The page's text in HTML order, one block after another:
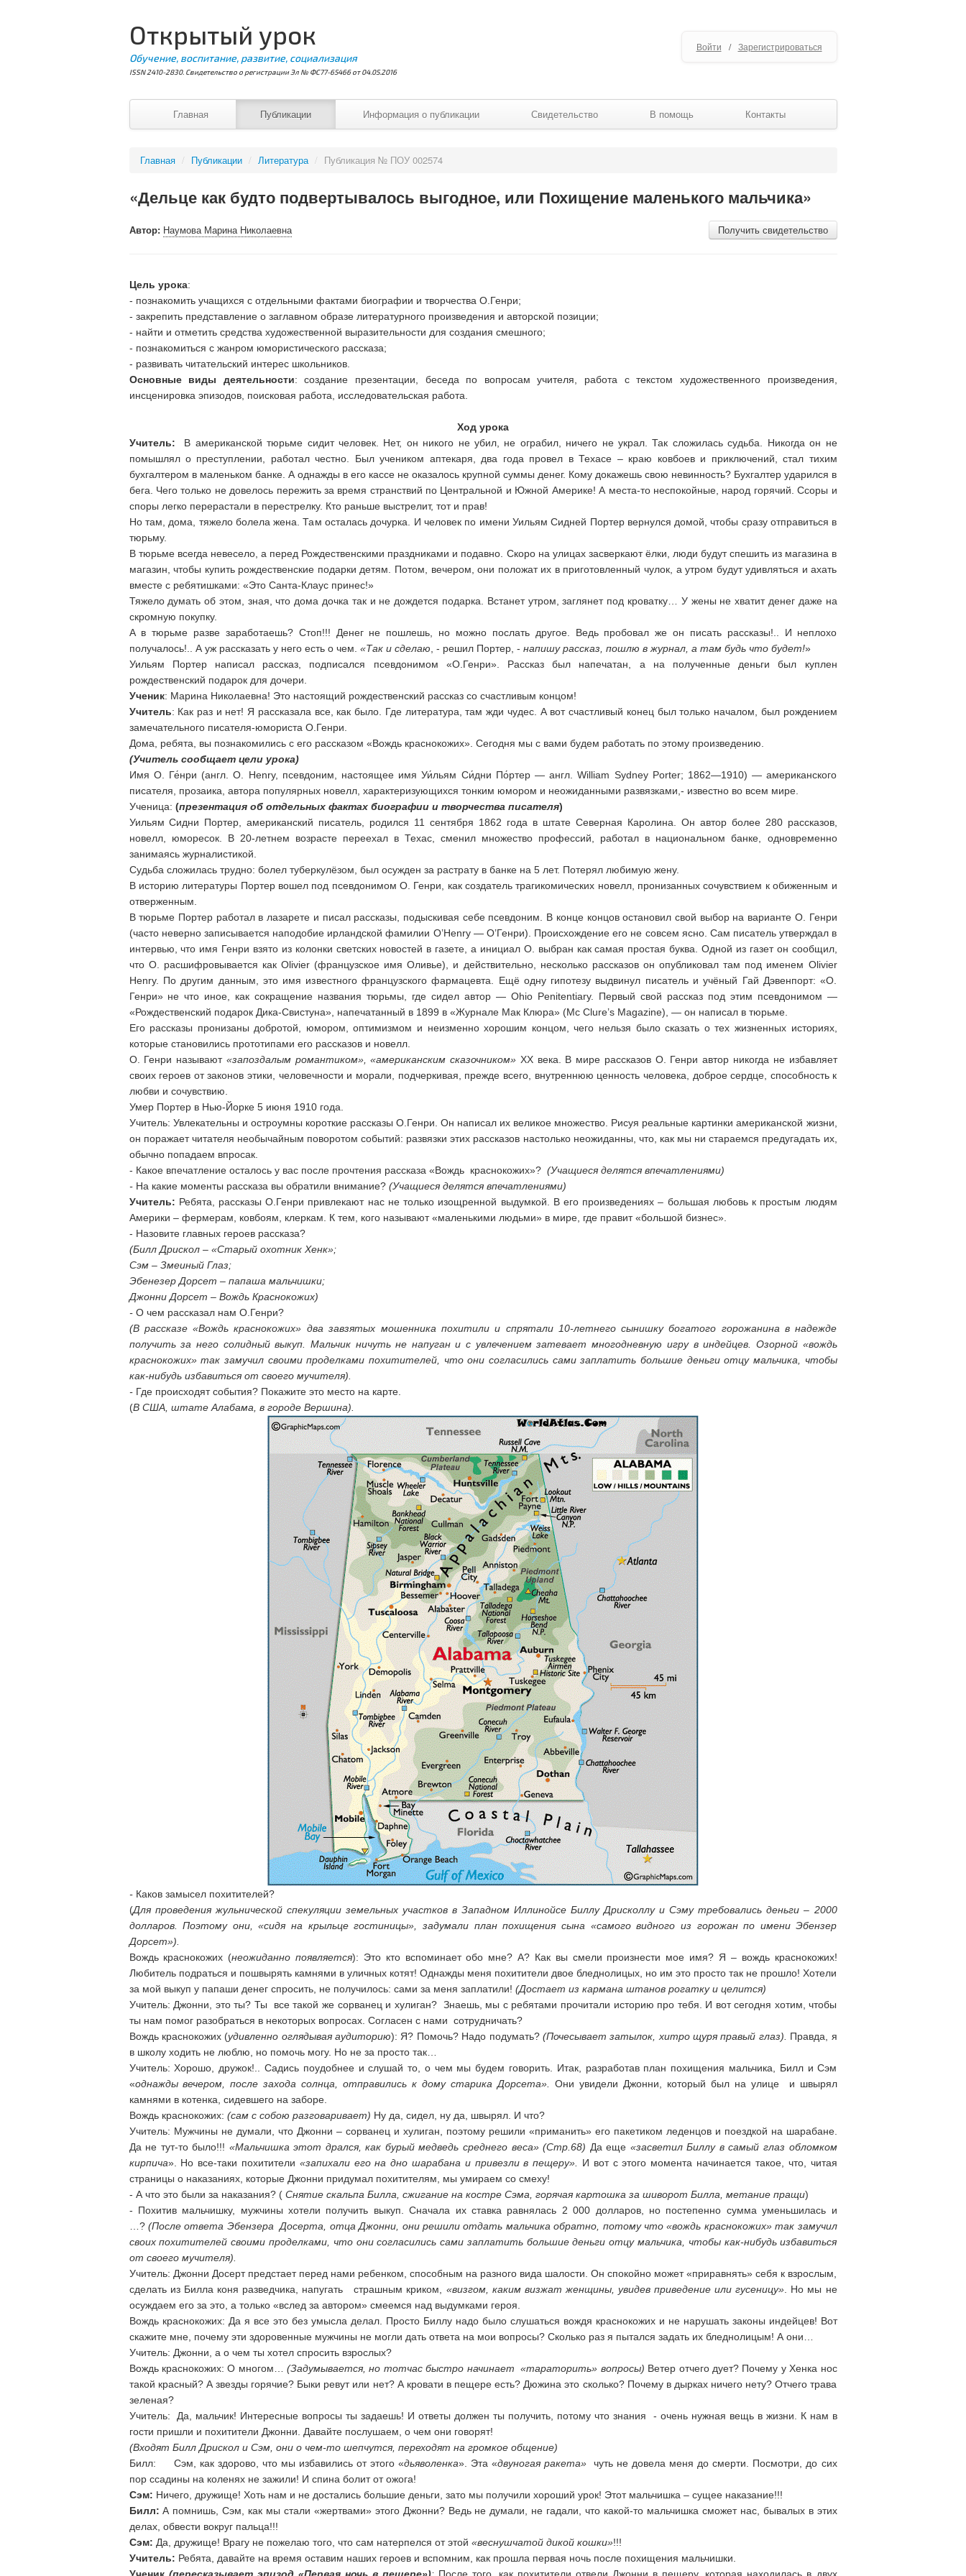
Открытый урок
Обучение, воспитание, развитие, социализация
ISSN 2410-2830. Свидетельство о регистрации Эл № ФС77-65466 от 04.05.2016
Войти / Зарегистрироваться
Главная Публикации Информация о публикации Свидетельство В помощь Контакты
Главная / Публикации / Литература / Публикация № ПОУ 002574
«Дельце как будто подвертывалось выгодное, или Похищение маленького мальчика»
Получить свидетельство
Автор: Наумова Марина Николаевна
Цель урока:
- познакомить учащихся с отдельными фактами биографии и творчества О.Генри;
- закрепить представление о заглавном образе литературного произведения и авторской позиции;
- найти и отметить средства художественной выразительности для создания смешного;
- познакомиться с жанром юмористического рассказа;
- развивать читательский интерес школьников.
Основные виды деятельности: создание презентации, беседа по вопросам учителя, работа с текстом художественного произведения,
инсценировка эпизодов, поисковая работа, исследовательская работа.
Ход урока
Учитель: В американской тюрьме сидит человек. Нет, он никого не убил, не ограбил, ничего не украл. Так сложилась судьба. Никогда он не
помышлял о преступлении, работал честно. Был учеником аптекаря, два года провел в Техасе – краю ковбоев и приключений, стал тихим
бухгалтером в маленьком банке. А однажды в его кассе не оказалось крупной суммы денег. Кому докажешь свою невинность? Бухгалтер ударился в
бега. Чего только не довелось пережить за время странствий по Центральной и Южной Америке! А места-то неспокойные, народ горячий. Ссоры и
споры легко перерастали в перестрелку. Кто раньше выстрелит, тот и прав!
Но там, дома, тяжело болела жена. Там осталась дочурка. И человек по имени Уильям Сидней Портер вернулся домой, чтобы сразу отправиться в
тюрьму.
В тюрьме всегда невесело, а перед Рождественскими праздниками и подавно. Скоро на улицах засверкают ёлки, люди будут спешить из магазина в
магазин, чтобы купить рождественские подарки детям. Потом, вечером, они положат их в приготовленный чулок, а утром будут удивляться и ахать
вместе с ребятишками: «Это Санта-Клаус принес!»
Тяжело думать об этом, зная, что дома дочка так и не дождется подарка. Встанет утром, заглянет под кроватку… У жены не хватит денег даже на
скромную покупку.
А в тюрьме разве заработаешь? Стоп!!! Денег не пошлешь, но можно послать другое. Ведь пробовал же он писать рассказы!.. И неплохо
получалось!.. А уж рассказать у него есть о чем. «Так и сделаю , - решил Портер, - напишу рассказ, пошлю в журнал, а там будь что будет!»
Уильям Портер написал рассказ, подписался псевдонимом «О.Генри». Рассказ был напечатан, а на полученные деньги был куплен
рождественский подарок для дочери.
Ученик: Марина Николаевна! Это настоящий рождественский рассказ со счастливым концом!
Учитель: Как раз и нет! Я рассказала все, как было. Где литература, там жди чудес. А вот счастливый конец был только началом, был рождением
замечательного писателя-юмориста О.Генри.
Дома, ребята, вы познакомились с его рассказом «Вождь краснокожих». Сегодня мы с вами будем работать по этому произведению.
(Учитель сообщает цели урока)
Имя О. Ге́нри (англ. O. Henry, псевдоним, настоящее имя Уи́льям Си́дни По́ртер — англ. William Sydney Porter; 1862—1910) — американского
писателя, прозаика, автора популярных новелл, характеризующихся тонким юмором и неожиданными развязками,- известно во всем мире.
Ученица: (презентация об отдельных фактах биографии и творчества писателя)
Уильям Сидни Портер, американский писатель, родился 11 сентября 1862 года в штате Северная Каролина. Он автор более 280 рассказов,
новелл, юморесок. В 20-летнем возрасте переехал в Техас, сменил множество профессий, работал в национальном банке, одновременно
занимаясь журналистикой.
Судьба сложилась трудно: болел туберкулёзом, был осужден за растрату в банке на 5 лет. Потерял любимую жену.
В историю литературы Портер вошел под псевдонимом О. Генри, как создатель трагикомических новелл, пронизанных сочувствием к обиженным и
отверженным.
В тюрьме Портер работал в лазарете и писал рассказы, подыскивая себе псевдоним. В конце концов остановил свой выбор на варианте О. Генри
(часто неверно записывается наподобие ирландской фамилии O’Henry — О’Генри). Происхождение его не совсем ясно. Сам писатель утверждал в
интервью, что имя Генри взято из колонки светских новостей в газете, а инициал О. выбран как самая простая буква. Одной из газет он сообщил,
что О. расшифровывается как Olivier (французское имя Оливье), и действительно, несколько рассказов он опубликовал там под именем Olivier
Henry. По другим данным, это имя известного французского фармацевта. Ещё одну гипотезу выдвинул писатель и учёный Гай Дэвенпорт: «О.
Генри» не что иное, как сокращение названия тюрьмы, где сидел автор — Ohio Penitentiary. Первый свой рассказ под этим псевдонимом —
«Рождественский подарок Дика-Свистуна», напечатанный в 1899 в «Журнале Мак Клюра» (Mc Clure’s Magazine), — он написал в тюрьме.
Его рассказы пронизаны добротой, юмором, оптимизмом и неизменно хорошим концом, чего нельзя было сказать о тех жизненных историях,
которые становились прототипами его рассказов и новелл.
О. Генри называют «запоздалым романтиком», «американским сказочником» ХХ века. В мире рассказов О. Генри автор никогда не избавляет
своих героев от законов этики, человечности и морали, подчеркивая, прежде всего, внутреннюю ценность человека, доброе сердце, способность к
любви и сочувствию.
Умер Портер в Нью-Йорке 5 июня 1910 года.
Учитель: Увлекательны и остроумны короткие рассказы О.Генри. Он написал их великое множество. Рисуя реальные картинки американской жизни,
он поражает читателя необычайным поворотом событий: развязки этих рассказов настолько неожиданны, что, как мы ни стараемся предугадать их,
обычно попадаем впросак.
- Какое впечатление осталось у вас после прочтения рассказа «Вождь краснокожих»? (Учащиеся делятся впечатлениями)
- На какие моменты рассказа вы обратили внимание? (Учащиеся делятся впечатлениями)
Учитель: Ребята, рассказы О.Генри привлекают нас не только изощренной выдумкой. В его произведениях – большая любовь к простым людям
Америки – фермерам, ковбоям, клеркам. К тем, кого называют «маленькими людьми» в мире, где правит «большой бизнес».
- Назовите главных героев рассказа?
(Билл Дрискол – «Старый охотник Хенк»;
Сэм – Змеиный Глаз;
Эбенезер Дорсет – папаша мальчишки;
Джонни Дорсет – Вождь Краснокожих)
- О чем рассказал нам О.Генри?
(В рассказе «Вождь краснокожих» два завзятых мошенника похитили и спрятали 10-летнего сынишку богатого горожанина в надежде
получить за него солидный выкуп. Мальчик ничуть не напуган и с увлечением затевает многодневную игру в индейцев. Озорной «вождь
краснокожих» так замучил своими проделками похитителей, что они согласились сами заплатить большие деньги отцу мальчика, чтобы
как-нибудь избавиться от своего мучителя).
- Где происходят события? Покажите это место на карте.
(В США, штате Алабама, в городе Вершина).
- Каков замысел похитителей?
(Для проведения жульнической спекуляции земельных участков в Западном Иллинойсе Биллу Дрисколлу и Сэму требовались деньги – 2000
долларов. Поэтому они, «сидя на крыльце гостиницы», задумали план похищения сына «самого видного из горожан по имени Эбензер
Дорсет»).
Вождь краснокожих (неожиданно появляется): Это кто вспоминает обо мне? А? Как вы смели произнести мое имя? Я – вождь краснокожих!
Любитель подраться и пошвырять камнями в уличных котят! Однажды меня похитители двое бледнолицых, но им это просто так не прошло! Хотели
за мой выкуп у папаши денег спросить, не получилось: сами за меня заплатили! (Достает из кармана штанов рогатку и целится)
Учитель: Джонни, это ты? Ты все такой же сорванец и хулиган? Знаешь, мы с ребятами прочитали историю про тебя. И вот сегодня хотим, чтобы
ты нам помог разобраться в некоторых вопросах. Согласен с нами сотрудничать?
Вождь краснокожих (удивленно оглядывая аудиторию): Я? Помочь? Надо подумать? (Почесывает затылок, хитро щуря правый глаз). Правда, я
в школу ходить не люблю, но помочь могу. Но не за просто так…
Учитель: Хорошо, дружок!.. Садись поудобнее и слушай то, о чем мы будем говорить. Итак, разработав план похищения мальчика, Билл и Сэм
«однажды вечером, после захода солнца, отправились к дому старика Дорсета».
Они увидели Джонни, который был на улице и швырял
камнями в котенка, сидевшего на заборе.
Вождь краснокожих: (сам с собою разговаривает) Ну да, сидел, ну да, швырял. И что?
Учитель: Мужчины не думали, что Джонни – сорванец и хулиган, поэтому решили «приманить» его пакетиком леденцов и поездкой на шарабане.
Да не тут-то было!!! «Мальчишка этот дрался, как бурый медведь среднего веса» (Стр.68) Да еще «засветил Биллу в самый глаз обломком
кирпича». Но все-таки похитители «запихали его на дно шарабана и привезли в пещеру».
И вот с этого момента начинается такое, что, читая
страницы о наказаниях, которые Джонни придумал похитителям, мы умираем со смеху!
- А что это были за наказания? ( Снятие скальпа Билла, сжигание на костре Сэма, горячая картошка за шиворот Билла, метание пращи)
- Похитив мальчишку, мужчины хотели получить выкуп. Сначала их ставка равнялась 2 000 долларов, но постепенно сумма уменьшилась и
…? (После ответа Эбензера Досерта, отца Джонни, они решили отдать мальчика обратно, потому что «вождь краснокожих» так замучил
своих похитителей своими проделками, что они согласились сами заплатить большие деньги отцу мальчика, чтобы как-нибудь избавиться
от своего мучителя).
Учитель: Джонни Досерт предстает перед нами ребенком, способным на разного вида шалости. Он спокойно может «приравнять» себя к взрослым,
сделать из Билла коня разведчика, напугать страшным криком, «визгом, каким визжат женщины, увидев приведение или гусеницу» . Но мы не
осуждаем его за это, а только «вслед за автором» смеемся над выдумками героя.
Вождь краснокожих: Да я все это без умысла делал. Просто Биллу надо было слушаться вождя краснокожих и не нарушать законы индейцев! Вот
скажите мне, почему эти здоровенные мужчины не могли дать ответа на мои вопросы? Сколько раз я пытался задать их бледнолицым! А они…
Учитель: Джонни, а о чем ты хотел спросить взрослых?
Вождь краснокожих: О многом…(Задумывается, но тотчас быстро начинает «тараторить» вопросы) Ветер отчего дует? Почему у Хенка нос
такой красный? А звезды горячие? Быки ревут или нет? А кровати в пещере есть? Дюжина это сколько? Почему в дырках ничего нету? Отчего трава
зеленая?
Учитель: Да, мальчик! Интересные вопросы ты задаешь! И ответы должен ты получить, потому что знания - очень нужная вещь в жизни. К нам в
гости пришли и похитители Джонни. Давайте послушаем, о чем они говорят!
(Входят Билл Дрискол и Сэм, они о чем-то шепчутся, переходят на громкое общение)
Билл: Сэм, как здорово, что мы избавились от этого «дьяволенка». Эта «двуногая ракета» чуть не довела меня до смерти. Посмотри, до сих
пор ссадины на коленях не зажили! И спина болит от ожога!
Сэм: Ничего, дружище! Хоть нам и не достались большие деньги, зато мы получили хороший урок! Этот мальчишка – сущее наказание!!!
Билл: А помнишь, Сэм, как мы стали «жертвами» этого Джонни? Ведь не думали, не гадали, что какой-то мальчишка сможет нас, бывалых в этих
делах, обвести вокруг пальца!!!
Сэм: Да, дружище! Врагу не пожелаю того, что сам натерпелся от этой «веснушчатой дикой кошки»!!!
Учитель: Ребята, давайте на время оставим наших героев и вспомним, как прошла первая ночь после похищения мальчишки.